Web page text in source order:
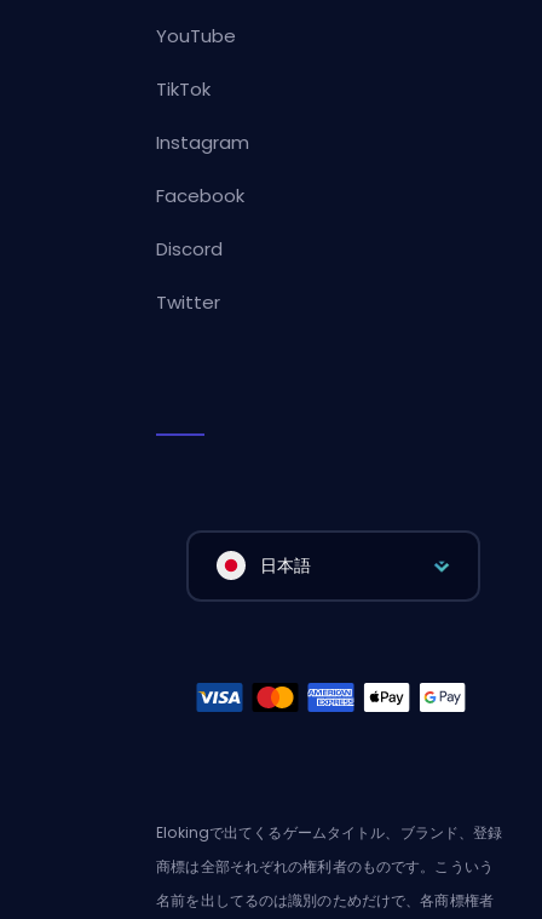
YouTube
TikTok
Instagram
Facebook
Discord
Twitter
日本語
Elokingで出てくるゲームタイトル、ブランド、登録
商標は全部それぞれの権利者のものです。こういう
名前を出してるのは識別のためだけで、各商標権者